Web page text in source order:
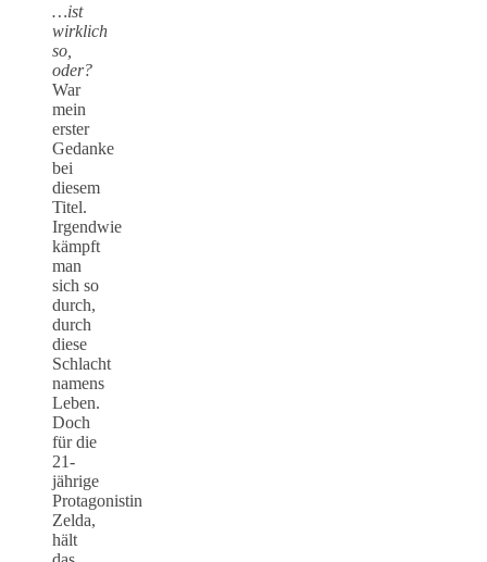
…ist
wirklich
so,
oder?
War
mein
erster
Gedanke
bei
diesem
Titel.
Irgendwie
kämpft
man
sich so
durch,
durch
diese
Schlacht
namens
Leben.
Doch
für die
21-
jährige
Protagonistin
Zelda,
hält